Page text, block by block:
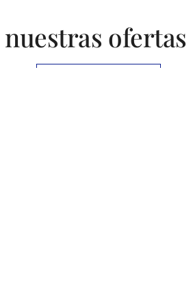
ofertas